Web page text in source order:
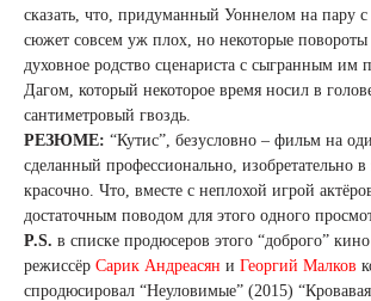
сказать, что, придуманный Уоннелом на пару
сюжет совсем уж плох, но некоторые
духовное родство сценариста с сыгранным им
Дагом, который некоторое время носил в
сантиметровый гвоздь.
РЕЗЮМЕ: “Кутис”, безусловно – фильм на
сделанный профессионально, изобретательно
красочно. Что, вместе с неплохой игрой
достаточным поводом для этого одного
P.S. в списке продюсеров этого “доброго”
режиссёр Сарик Андреасян и Георгий Малков
спродюсировал “Неуловимые” (2015)